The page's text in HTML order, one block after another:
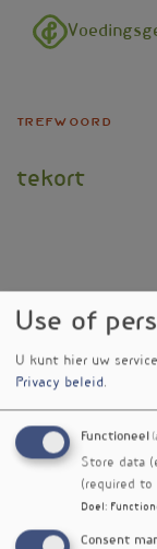
Overslaan en
trefwoord
tekort
Use of
U kunt hier uw
Privacy beleid.
Functioneel
Store data
(required to
Doel :
Consent